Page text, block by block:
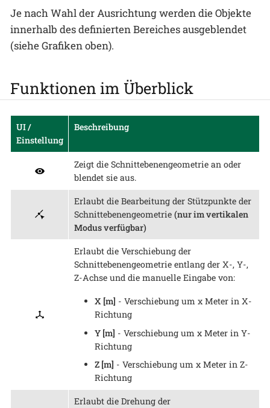
Je nach Wahl der Ausrichtung werden die Objekte
innerhalb des definierten Bereiches ausgeblendet
(siehe Grafiken oben).
Funktionen im Überblick
UI /
Einstellung
Beschreibung
Zeigt die Schnittebenengeometrie an oder
blendet sie aus.
Erlaubt die Bearbeitung der Stützpunkte der
Schnittebenengeometrie (nur im vertikalen
Modus verfügbar)
Erlaubt die Verschiebung der
Schnittebenengeometrie entlang der X-, Y-,
Z-Achse und die manuelle Eingabe von:
X [m] - Verschiebung um x Meter in X-
Richtung
Y [m] - Verschiebung um x Meter in Y-
Richtung
Z [m] - Verschiebung um x Meter in Z-
Richtung
Erlaubt die Drehung der